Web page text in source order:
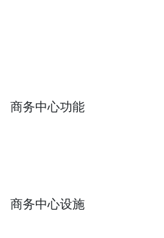
商务中心功能
商务中心设施